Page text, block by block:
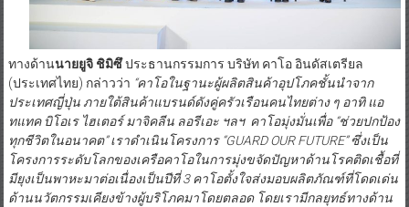
ทางด้านนายยูจิ ชิมิซึประธานกรรมการ บริษัท คาโอ อินดัสเตรียล
(ประเทศไทย) กล่าวว่า “คาโอในฐานะผู้ผลิตสินค้าอุปโภคชั้นนำจาก
ประเทศญี่ปุ่น ภายใต้สินค้าแบรนด์ดังคู่ครัวเรือนคนไทยต่าง ๆ อาทิ แอ
ทแทค บิโอเร ไฮเตอร์ มาจิคลีน ลอรีเอะ ฯลฯ คาโอมุ่งมั่นเพื่อ “ช่วยปกป้อง
ทุกชีวิตในอนาคต” เราดำเนินโครงการ “GUARD OUR FUTURE” ซึ่งเป็น
โครงการระดับโลกของเครือคาโอในการมุ่งขจัดปัญหาด้านโรคติดเชื้อที่
มียุงเป็นพาหะมาต่อเนื่องเป็นปีที่ 3คาโอตั้งใจส่งมอบผลิตภัณฑ์ที่โดดเด่น
ด้านนวัตกรรมเคียงข้างผู้บริโภคมาโดยตลอด โดยเรามีกลยุทธ์ทางด้าน